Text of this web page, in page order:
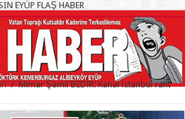
EYÜP FLAŞ HABER
/ Mimar Şamil BEDİR: Kanal İstanbul rant